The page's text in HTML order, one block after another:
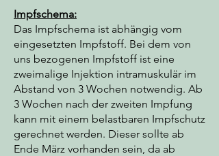
Impfschema:
Das Impfschema ist abhängig vom
eingesetzten Impfstoff. Bei dem von
uns bezogenen Impfstoff ist eine
zweimalige Injektion intramuskulär im
Abstand von 3 Wochen notwendig. Ab
3 Wochen nach der zweiten Impfung
kann mit einem belastbaren Impfschutz
gerechnet werden. Dieser sollte ab
Ende März vorhanden sein, da ab